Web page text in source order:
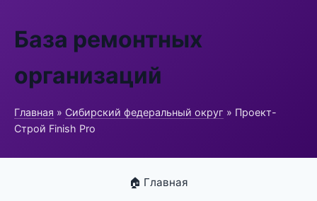
База ремонтных
организаций
Главная » Сибирский федеральный округ » Проект-
Строй Finish Pro
🏠 Главная